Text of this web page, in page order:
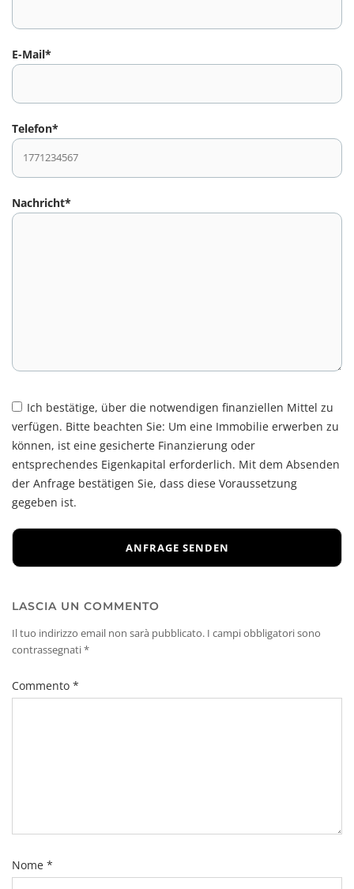
E-Mail*
Telefon*
Nachricht*
Ich bestätige, über die notwendigen finanziellen Mittel zu
verfügen. Bitte beachten Sie: Um eine Immobilie erwerben zu
können, ist eine gesicherte Finanzierung oder
entsprechendes Eigenkapital erforderlich. Mit dem Absenden
der Anfrage bestätigen Sie, dass diese Voraussetzung
gegeben ist.
LASCIA UN COMMENTO
Il tuo indirizzo email non sarà pubblicato. I campi obbligatori sono
contrassegnati*
Commento *
Nome *